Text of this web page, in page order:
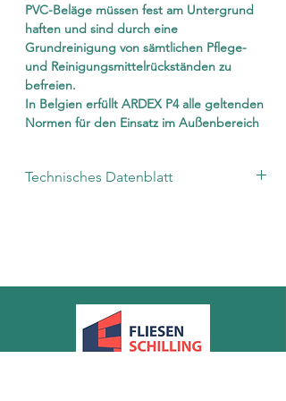
PVC-Beläge müssen fest am Untergrund
haften und sind durch eine
Grundreinigung von sämtlichen Pflege-
und Reinigungsmittelrückständen zu
befreien.
In Belgien erfüllt ARDEX P4 alle geltenden
Normen für den Einsatz im Außenbereich
Technisches Datenblatt